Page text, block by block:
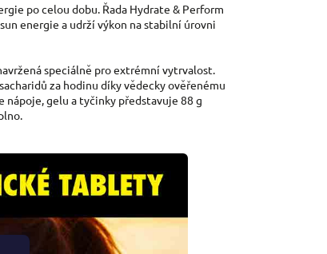
po celou dobu. Řada Hydrate & Perform
energie a udrží výkon na stabilní úrovni
speciálně pro extrémní vytrvalost.
za hodinu díky vědecky ověřenému
gelu a tyčinky představuje 88 g